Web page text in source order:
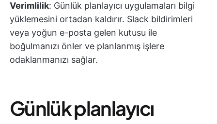
Verimlilik: Günlük planlayıcı uygulamaları bilgi
yüklemesini ortadan kaldırır. Slack bildirimleri
veya yoğun e-posta gelen kutusu ile
boğulmanızı önler ve planlanmış işlere
odaklanmanızı sağlar.
Günlük planlayıcı